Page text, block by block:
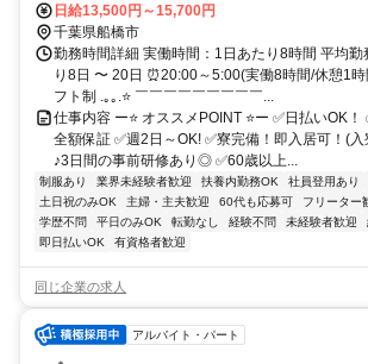
日給13,500円～15,700円
千葉県船橋市
勤務時間詳細 実働時間：1日あたり8時間 平均勤
り8日 〜 20日 ⏰20:00～5:00(実働8時間/休憩1時
フト制 .｡｡.⭐ ￣￣￣￣￣￣￣￣￣...
仕事内容 ー⭐ オススメPOINT ⭐ー ✅日払いOK
全額保証 ✅週2日～OK! ✅寮完備！即入居可！(
♪3日間の事前研修あり◎ ✅60歳以上...
制服あり 業界未経験者歓迎 扶養内勤務OK 社員登用あり
土日祝のみOK
主婦・主夫歓迎 60代も応募可 フリーター
学歴不問
平日のみOK 転勤なし 経験不問 未経験者歓迎
即日払いOK
有資格者歓迎
同じ企業の求人
アルバイト・パート